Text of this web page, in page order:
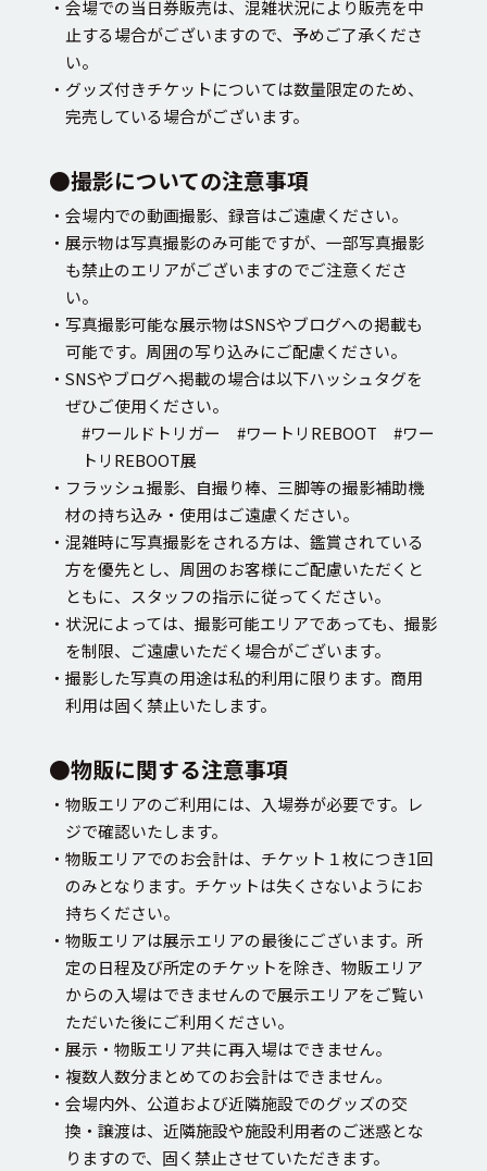
・会場での当日券販売は、混雑状況により販売を中
止する場合がございますので、予めご了承くださ
い。
・グッズ付きチケットについては数量限定のため、
完売している場合がございます。
●撮影についての注意事項
・会場内での動画撮影、録音はご遠慮ください。
・展示物は写真撮影のみ可能ですが、一部写真撮影
も禁止のエリアがございますのでご注意くださ
い。
・写真撮影可能な展示物はSNSやブログへの掲載も
可能です。周囲の写り込みにご配慮ください。
・SNSやブログへ掲載の場合は以下ハッシュタグを
ぜひご使用ください。
#ワールドトリガー #ワートリREBOOT #ワー
トリREBOOT展
・フラッシュ撮影、自撮り棒、三脚等の撮影補助機
材の持ち込み・使用はご遠慮ください。
・混雑時に写真撮影をされる方は、鑑賞されている
方を優先とし、周囲のお客様にご配慮いただくと
ともに、スタッフの指示に従ってください。
・状況によっては、撮影可能エリアであっても、撮影
を制限、ご遠慮いただく場合がございます。
・撮影した写真の用途は私的利用に限ります。商用
利用は固く禁止いたします。
●物販に関する注意事項
・物販エリアのご利用には、入場券が必要です。レ
ジで確認いたします。
・物販エリアでのお会計は、チケット１枚につき1回
のみとなります。チケットは失くさないようにお
持ちください。
・物販エリアは展示エリアの最後にございます。所
定の日程及び所定のチケットを除き、物販エリア
からの入場はできませんので展示エリアをご覧い
ただいた後にご利用ください。
・展示・物販エリア共に再入場はできません。
・複数人数分まとめてのお会計はできません。
・会場内外、公道および近隣施設でのグッズの交
換・譲渡は、近隣施設や施設利用者のご迷惑とな
りますので、固く禁止させていただきます。